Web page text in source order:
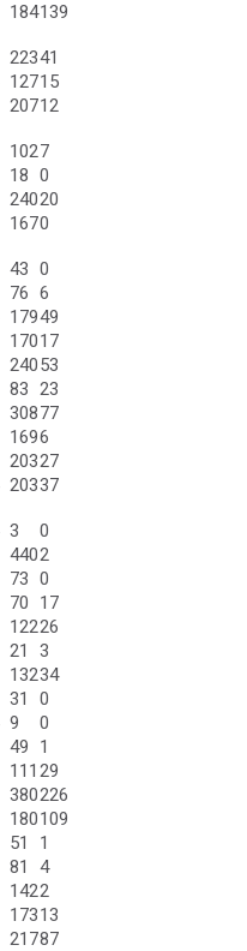
184139
22341
12715
20712
1027
18 0
24020
1670
43 0
76 6
17949
17017
24053
83 23
30877
1696
20327
20337
3
0
4402
73 0
70
17
12226
21
3
13234
31
0
9
0
49
1
111 29
380226
180109
51
1
81
4
1422
17313
21787